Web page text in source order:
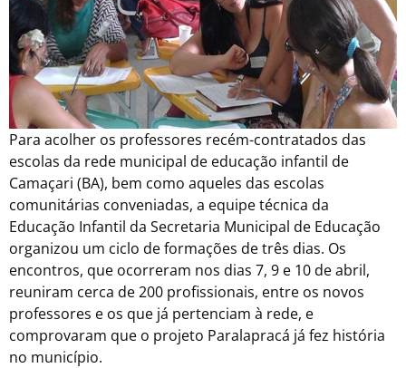
Para acolher os professores recém-contratados das
escolas da rede municipal de educação infantil de
Camaçari (BA), bem como aqueles das escolas
comunitárias conveniadas, a equipe técnica da
Educação Infantil da Secretaria Municipal de Educação
organizou um ciclo de formações de três dias. Os
encontros, que ocorreram nos dias 7, 9 e 10 de abril,
reuniram cerca de 200 profissionais, entre os novos
professores e os que já pertenciam à rede, e
comprovaram que o projeto Paralapracá já fez história
no município.